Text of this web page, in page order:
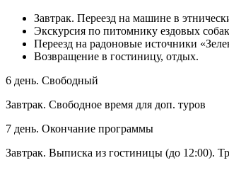
Завтрак. Переезд на машине в
Экскурсия по питомнику ездовых
Переезд на радоновые источники
Возвращение в гостиницу, отдых.
6 день. Свободный
Завтрак. Свободное время для доп. туров
7 день. Окончание программы
Завтрак. Выписка из гостиницы (до 12:00).